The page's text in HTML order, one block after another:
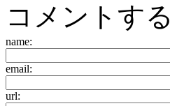
コメントする
name:
email:
url: